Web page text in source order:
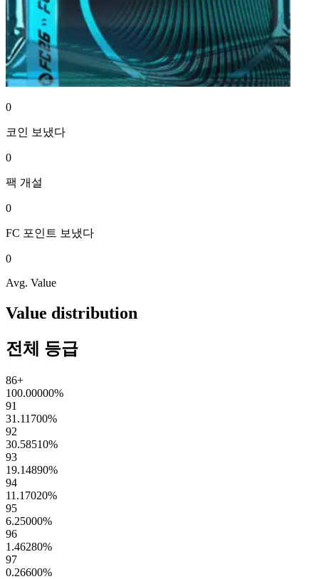
0
코인 보냈다
0
팩 개설
0
FC 포인트 보냈다
0
Avg. Value
Value distribution
전체 등급
86+
100.00000%
91
31.11700%
92
30.58510%
93
19.14890%
94
11.17020%
95
6.25000%
96
1.46280%
97
0.26600%